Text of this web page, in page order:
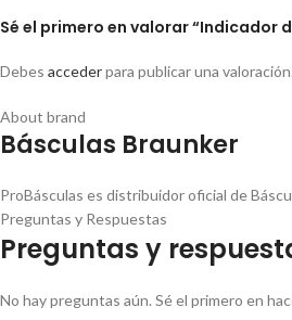
Sé el primero en valorar “Indicador
Debes accederpara publicar una
About brand
Básculas Braunker
ProBásculas es distribuidor oficial de
Preguntas y Respuestas
Preguntas y
No hay preguntas aún. Sé el primero en